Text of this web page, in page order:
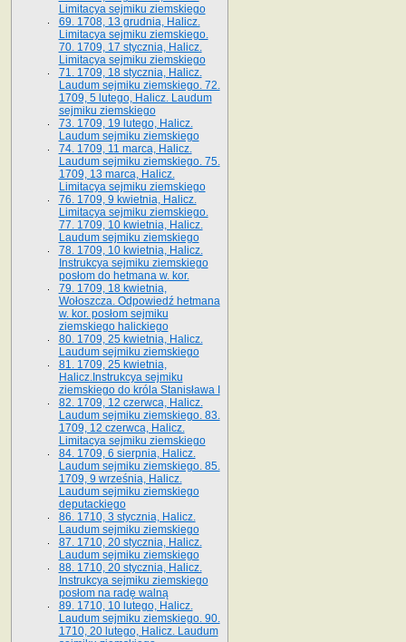
Limitacya sejmiku ziemskiego
69. 1708, 13 grudnia, Halicz.
Limitacya sejmiku ziemskiego.
70. 1709, 17 stycznia, Halicz.
Limitacya sejmiku ziemskiego
71. 1709, 18 stycznia, Halicz.
Laudum sejmiku ziemskiego. 72.
1709, 5 lutego, Halicz. Laudum
sejmiku ziemskiego
73. 1709, 19 lutego, Halicz.
Laudum sejmiku ziemskiego
74. 1709, 11 marca, Halicz.
Laudum sejmiku ziemskiego. 75.
1709, 13 marca, Halicz.
Limitacya sejmiku ziemskiego
76. 1709, 9 kwietnia, Halicz.
Limitacya sejmiku ziemskiego.
77. 1709, 10 kwietnia, Halicz.
Laudum sejmiku ziemskiego
78. 1709, 10 kwietnia, Halicz.
Instrukcya sejmiku ziemskiego
posłom do hetmana w. kor.
79. 1709, 18 kwietnia,
Wołoszcza. Odpowiedź hetmana
w. kor. posłom sejmiku
ziemskiego halickiego
80. 1709, 25 kwietnia, Halicz.
Laudum sejmiku ziemskiego
81. 1709, 25 kwietnia,
Halicz.Instrukcya sejmiku
ziemskiego do króla Stanisława I
82. 1709, 12 czerwca, Halicz.
Laudum sejmiku ziemskiego. 83.
1709, 12 czerwca, Halicz.
Limitacya sejmiku ziemskiego
84. 1709, 6 sierpnia, Halicz.
Laudum sejmiku ziemskiego. 85.
1709, 9 września, Halicz.
Laudum sejmiku ziemskiego
deputackiego
86. 1710, 3 stycznia, Halicz.
Laudum sejmiku ziemskiego
87. 1710, 20 stycznia, Halicz.
Laudum sejmiku ziemskiego
88. 1710, 20 stycznia, Halicz.
Instrukcya sejmiku ziemskiego
posłom na radę walną
89. 1710, 10 lutego, Halicz.
Laudum sejmiku ziemskiego. 90.
1710, 20 lutego, Halicz. Laudum